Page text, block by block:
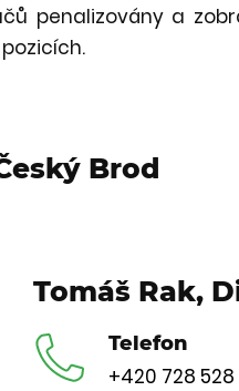
penalizovány a
Brod
Tomáš Rak,
Telefon
+420 728 528